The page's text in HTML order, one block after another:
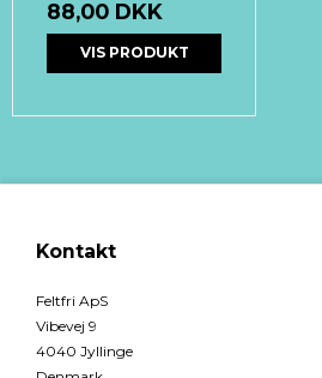
88,00 DKK
VIS PRODUKT
Kontakt
Feltfri ApS
Vibevej 9
4040 Jyllinge